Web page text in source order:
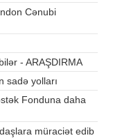
Cənubi
- ARAŞDIRMA
sadə yolları
Fonduna daha
müraciət edib